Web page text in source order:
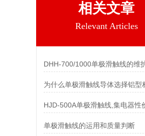
相关文章
Relevant Articles
DHH-700/1000单极滑触线的维
单极滑触线的运用和质量判断